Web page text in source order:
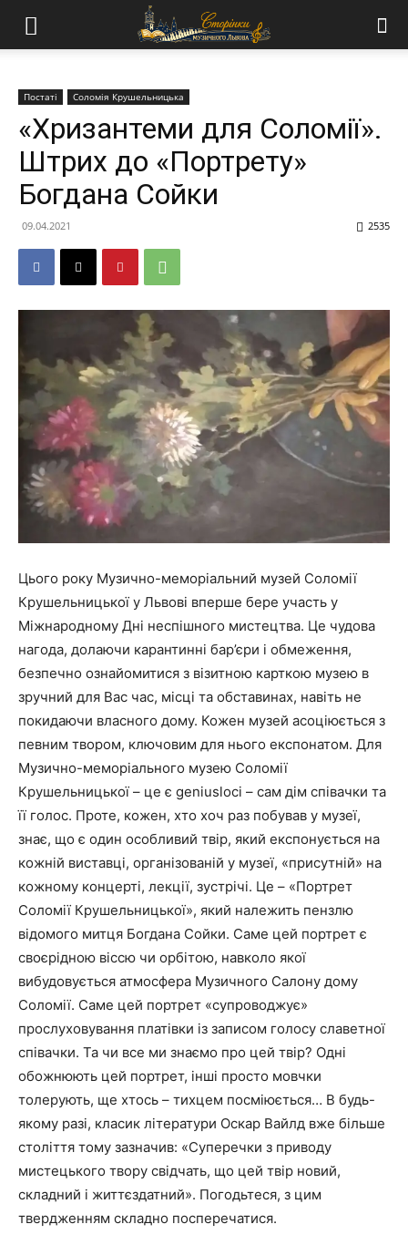
Постаті Соломія Крушельницька
«Хризантеми для Соломії».
Штрих до «Портрету»
Богдана Сойки
09.04.2021 2535
Цього року Музично-меморіальний музей Соломії
Крушельницької у Львові вперше бере участь у
Міжнародному Дні неспішного мистецтва. Це чудова
нагода, долаючи карантинні бар’єри і обмеження,
безпечно ознайомитися з візитною карткою музею в
зручний для Вас час, місці та обставинах, навіть не
покидаючи власного дому. Кожен музей асоціюється з
певним твором, ключовим для нього експонатом. Для
Музично-меморіального музею Соломії
Крушельницької – це є geniusloci – сам дім співачки та
її голос. Проте, кожен, хто хоч раз побував у музеї,
знає, що є один особливий твір, який експонується на
кожній виставці, організованій у музеї, «присутній» на
кожному концерті, лекції, зустрічі. Це – «Портрет
Соломії Крушельницької», який належить пензлю
відомого митця Богдана Сойки. Саме цей портрет є
своєрідною віссю чи орбітою, навколо якої
вибудовується атмосфера Музичного Салону дому
Соломії. Саме цей портрет «супроводжує»
прослуховування платівки із записом голосу славетної
співачки. Та чи все ми знаємо про цей твір? Одні
обожнюють цей портрет, інші просто мовчки
толерують, ще хтось – тихцем посміюється… В будь-
якому разі, класик літератури Оскар Вайлд вже більше
століття тому зазначив: «Суперечки з приводу
мистецького твору свідчать, що цей твір новий,
складний і життєздатний». Погодьтеся, з цим
твердженням складно посперечатися.